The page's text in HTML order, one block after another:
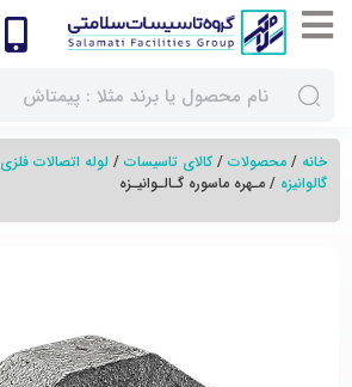
خانه / محصولات / کالای تاسیسات / لوله اتصالات فلزی
گالوانیزه / مـهره ماسوره گـالـوانیـزه